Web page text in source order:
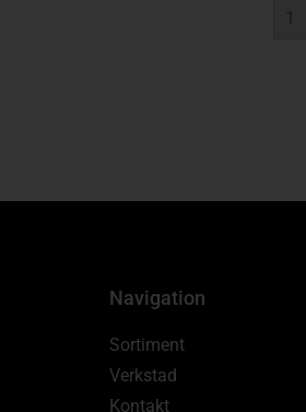
1
Navigation
Sortiment
Verkstad
Kontakt